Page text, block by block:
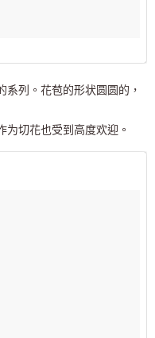
列。花苞的形状圆圆的，
切花也受到高度欢迎。